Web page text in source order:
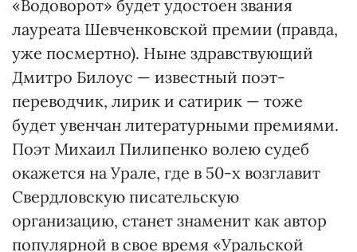
«Водоворот» будет удостоен звания
лауреата Шевченковской премии (правда,
уже посмертно). Ныне здравствующий
Дмитро Билоус — известный поэт-
переводчик, лирик и сатирик — тоже
будет увенчан литературными премиями.
Поэт Михаил Пилипенко волею судеб
окажется на Урале, где в 50-х возглавит
Свердловскую писательскую
организацию, станет знаменит как автор
популярной в свое время «Уральской